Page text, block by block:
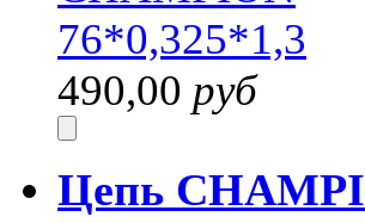
490,00 руб
Цепь